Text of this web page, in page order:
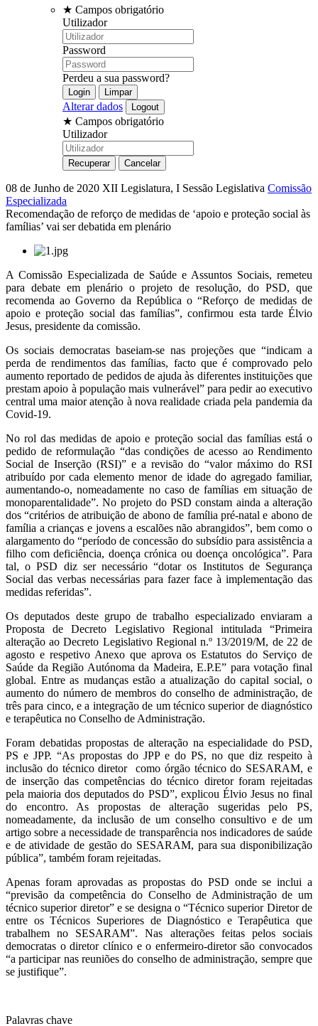
★ Campos obrigatório
Utilizador
Password
Perdeu a sua password?
Alterar dados
★ Campos obrigatório
Utilizador
08 de Junho de 2020 XII Legislatura, I Sessão Legislativa Comissão
Especializada
Recomendação de reforço de medidas de ‘apoio e proteção social às
famílias’ vai ser debatida em plenário
A Comissão Especializada de Saúde e Assuntos Sociais, remeteu
para debate em plenário o projeto de resolução, do PSD, que
recomenda ao Governo da República o “Reforço de medidas de
apoio e proteção social das famílias”, confirmou esta tarde Élvio
Jesus, presidente da comissão.
Os sociais democratas baseiam-se nas projeções que “indicam a
perda de rendimentos das famílias, facto que é comprovado pelo
aumento reportado de pedidos de ajuda às diferentes instituições que
prestam apoio à população mais vulnerável” para pedir ao executivo
central uma maior atenção à nova realidade criada pela pandemia da
Covid-19.
No rol das medidas de apoio e proteção social das famílias está o
pedido de reformulação “das condições de acesso ao Rendimento
Social de Inserção (RSI)” e a revisão do “valor máximo do RSI
atribuído por cada elemento menor de idade do agregado familiar,
aumentando-o, nomeadamente no caso de famílias em situação de
monoparentalidade”. No projeto do PSD constam ainda a alteração
dos “critérios de atribuição de abono de família pré-natal e abono de
família a crianças e jovens a escalões não abrangidos”, bem como o
alargamento do “período de concessão do subsídio para assistência a
filho com deficiência, doença crónica ou doença oncológica”. Para
tal, o PSD diz ser necessário “dotar os Institutos de Segurança
Social das verbas necessárias para fazer face à implementação das
medidas referidas”.
Os deputados deste grupo de trabalho especializado enviaram a
Proposta de Decreto Legislativo Regional intitulada “Primeira
alteração ao Decreto Legislativo Regional n.º 13/2019/M, de 22 de
agosto e respetivo Anexo que aprova os Estatutos do Serviço de
Saúde da Região Autónoma da Madeira, E.P.E” para votação final
global. Entre as mudanças estão a atualização do capital social, o
aumento do número de membros do conselho de administração, de
três para cinco, e a integração de um técnico superior de diagnóstico
e terapêutica no Conselho de Administração.
Foram debatidas propostas de alteração na especialidade do PSD,
PS e JPP. “As propostas do JPP e do PS, no que diz respeito à
inclusão do técnico diretor como órgão técnico do SESARAM, e
de inserção das competências do técnico diretor foram rejeitadas
pela maioria dos deputados do PSD”, explicou Élvio Jesus no final
do encontro. As propostas de alteração sugeridas pelo PS,
nomeadamente, da inclusão de um conselho consultivo e de um
artigo sobre a necessidade de transparência nos indicadores de saúde
e de atividade de gestão do SESARAM, para sua disponibilização
pública”, também foram rejeitadas.
Apenas foram aprovadas as propostas do PSD onde se inclui a
“previsão da competência do Conselho de Administração de um
técnico superior diretor” e se designa o “Técnico superior Diretor de
entre os Técnicos Superiores de Diagnóstico e Terapêutica que
trabalhem no SESARAM”. Nas alterações feitas pelos sociais
democratas o diretor clínico e o enfermeiro-diretor são convocados
“a participar nas reuniões do conselho de administração, sempre que
se justifique”.
Palavras chave